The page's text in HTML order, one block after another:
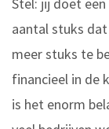
Stel: jij doet
aantal stuks
meer stuks te
financieel in de
is het enorm